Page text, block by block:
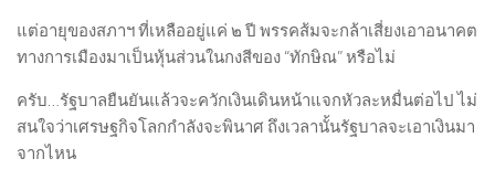
แต่อายุของสภาฯ ที่เหลืออยู่แค่ ๒ ปี พรรคส้มจะกล้าเสี่ยงเอาอนาคต
ทางการเมืองมาเป็นหุ้นส่วนในกงสีของ “ทักษิณ” หรือไม่
ครับ…รัฐบาลยืนยันแล้วจะควักเงินเดินหน้าแจกหัวละหมื่นต่อไป ไม่
สนใจว่าเศรษฐกิจโลกกำลังจะพินาศ ถึงเวลานั้นรัฐบาลจะเอาเงินมา
จากไหน